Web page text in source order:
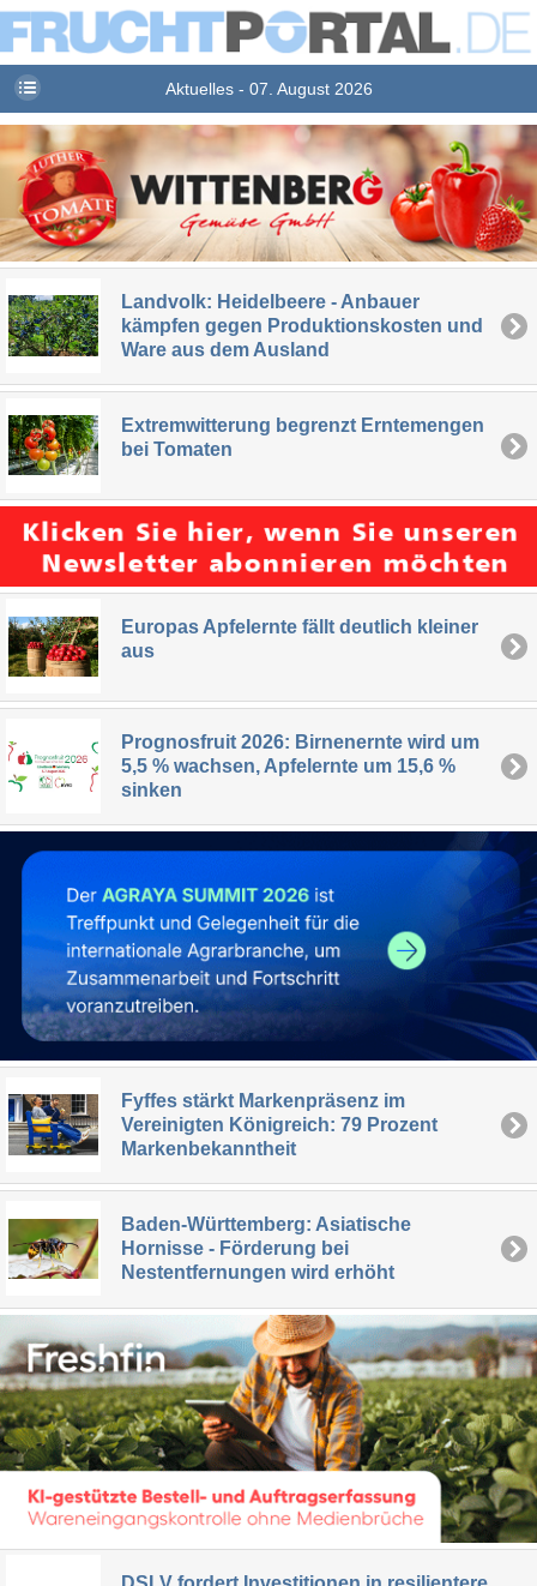
Aktuelles - 07. August 2026
Landvolk: Heidelbeere - Anbauer
kämpfen gegen Produktionskosten und
Ware aus dem Ausland
Extremwitterung begrenzt Erntemengen
bei Tomaten
Europas Apfelernte fällt deutlich kleiner
aus
Prognosfruit 2026: Birnenernte wird um
5,5 % wachsen, Apfelernte um 15,6 %
sinken
Fyffes stärkt Markenpräsenz im
Vereinigten Königreich: 79 Prozent
Markenbekanntheit
Baden-Württemberg: Asiatische
Hornisse - Förderung bei
Nestentfernungen wird erhöht